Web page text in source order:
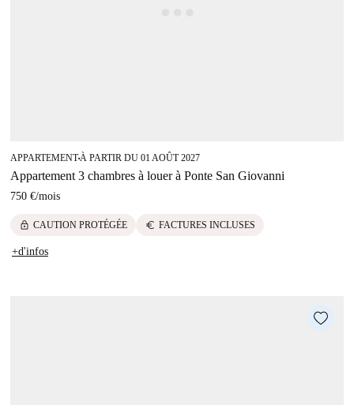
APPARTEMENT■À PARTIR DU 01 AOÛT 2027
Appartement 3 chambres à louer à Ponte San Giovanni
750 €/mois
lock CAUTION PROTÉGÉE euro FACTURES INCLUSES
+d'infos